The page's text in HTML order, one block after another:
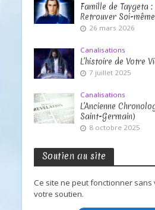
Famille de Taygeta
Retrouver Soi-même
26 mars 2026
Canalisations
L’histoire de Votre
7 juillet 2025
Canalisations
L’Ancienne
Saint-Germain)
8 octobre 2025
Soutien au site
Ce site ne peut fonctionner sans
votre soutien.